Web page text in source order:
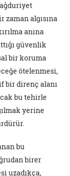
algısına
anına
güvenlik
bir koruma
ötelenmesi,
bir direnç alanı
bu tehirle
yerine
bu
birer
uzadıkça,